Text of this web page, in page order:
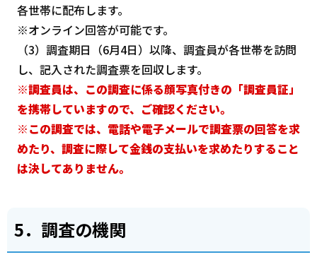
各世帯に配布します。
※オンライン回答が可能です。
（3）調査期日（6月4日）以降、調査員が各世帯を訪問
し、記入された調査票を回収します。
※調査員は、この調査に係る顔写真付きの「調査員証」
を携帯していますので、ご確認ください。
※この調査では、電話や電子メールで調査票の回答を求
めたり、調査に際して金銭の支払いを求めたりすること
は決してありません。
5．調査の機関